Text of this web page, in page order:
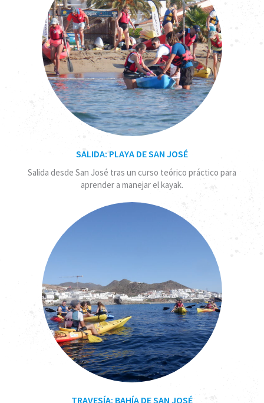
SALIDA: PLAYA DE SAN JOSÉ
Salida desde San José tras un curso teórico práctico para
aprender a manejar el kayak.
TRAVESÍA: BAHÍA DE SAN JOSÉ